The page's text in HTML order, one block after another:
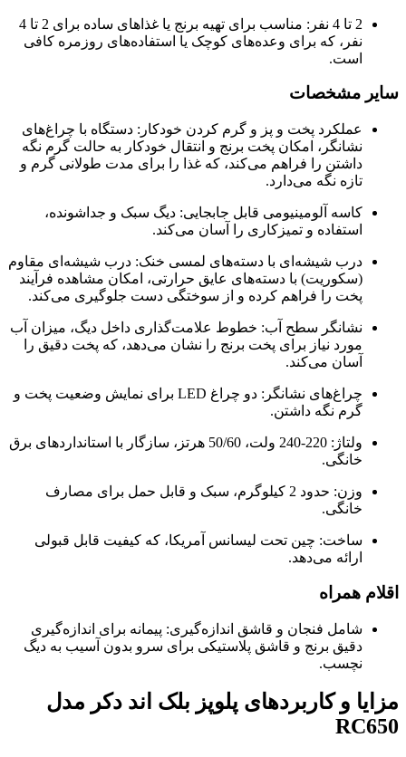
2 تا 4 نفر: مناسب برای تهیه برنج یا غذاهای ساده برای 2 تا 4
نفر، که برای وعده‌های کوچک یا استفاده‌های روزمره کافی
است.
سایر مشخصات
عملکرد پخت و پز و گرم کردن خودکار: دستگاه با چراغ‌های
نشانگر، امکان پخت برنج و انتقال خودکار به حالت گرم نگه
داشتن را فراهم می‌کند، که غذا را برای مدت طولانی گرم و
تازه نگه می‌دارد.
کاسه آلومینیومی قابل جابجایی: دیگ سبک و جداشونده،
استفاده و تمیزکاری را آسان می‌کند.
درب شیشه‌ای با دسته‌های لمسی خنک: درب شیشه‌ای مقاوم
(سکوریت) با دسته‌های عایق حرارتی، امکان مشاهده فرآیند
پخت را فراهم کرده و از سوختگی دست جلوگیری می‌کند.
نشانگر سطح آب: خطوط علامت‌گذاری داخل دیگ، میزان آب
مورد نیاز برای پخت برنج را نشان می‌دهد، که پخت دقیق را
آسان می‌کند.
چراغ‌های نشانگر: دو چراغ LED برای نمایش وضعیت پخت و
گرم نگه داشتن.
ولتاژ: 220-240 ولت، 50/60 هرتز، سازگار با استانداردهای برق
خانگی.
وزن: حدود 2 کیلوگرم، سبک و قابل حمل برای مصارف
خانگی.
ساخت: چین تحت لیسانس آمریکا، که کیفیت قابل قبولی
ارائه می‌دهد.
اقلام همراه
شامل فنجان و قاشق اندازه‌گیری: پیمانه برای اندازه‌گیری
دقیق برنج و قاشق پلاستیکی برای سرو بدون آسیب به دیگ
نچسب.
مزایا و کاربردهای پلوپز بلک اند دکر مدل
RC650